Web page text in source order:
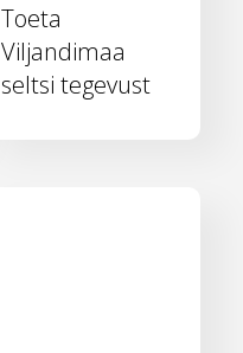
Toeta
Viljandimaa
seltsi tegevust